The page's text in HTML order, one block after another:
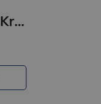
Ķepu patruļa . Krāso ar ūdeni. krāso attēlus atkal un atkal!